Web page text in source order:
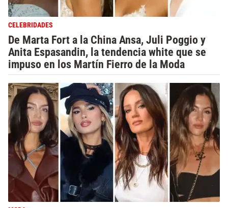
CELEBRIDADES
De Marta Fort a la China Ansa, Juli Poggio y
Anita Espasandin, la tendencia white que se
impuso en los Martín Fierro de la Moda